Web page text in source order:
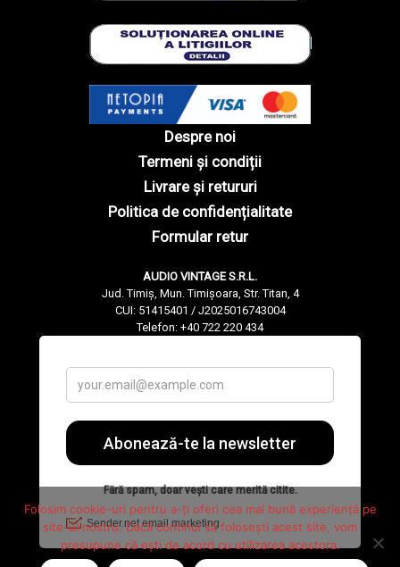
Despre noi
Termeni și condiții
Livrare și retururi
Politica de confidențialitate
Formular retur
AUDIO VINTAGE S.R.L.
Jud. Timiș, Mun. Timișoara, Str. Titan, 4
CUI: 51415401 / J2025016743004
Telefon: +40 722 220 434
Folosim cookie-uri pentru a-ți oferi cea mai bună experiență pe
site-ul nostru. Dacă continui să folosești acest site, vom
presupune că ești de acord cu utilizarea acestora.